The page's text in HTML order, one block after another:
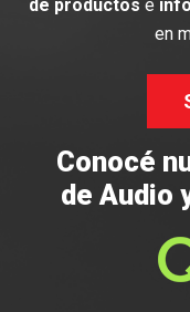
de productos e
en
Conocé
de Audio